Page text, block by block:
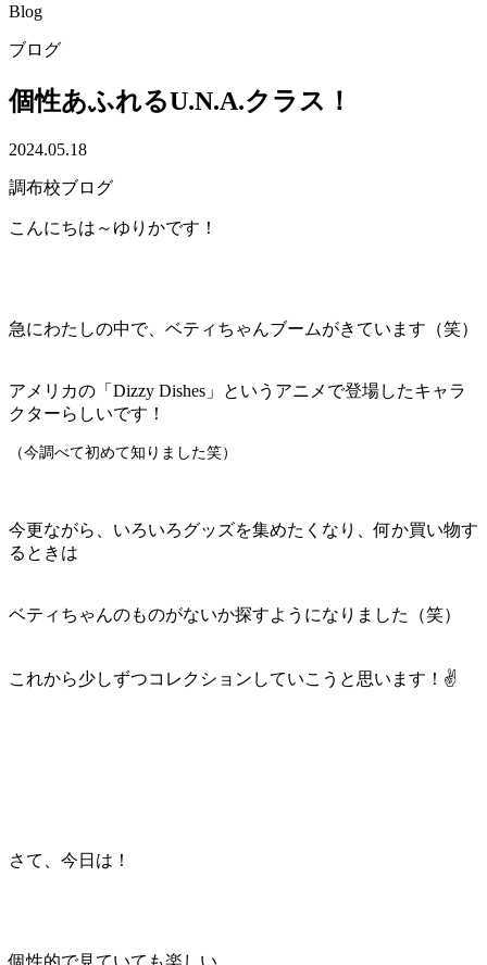
Blog
ブログ
個性あふれるU.N.A.クラス！
2024.05.18
調布校ブログ
こんにちは～ゆりかです！
急にわたしの中で、ベティちゃんブームがきています（笑）
アメリカの「Dizzy Dishes」というアニメで登場したキャラ
クターらしいです！
（今調べて初めて知りました笑）
今更ながら、いろいろグッズを集めたくなり、何か買い物す
るときは
ベティちゃんのものがないか探すようになりました（笑）
これから少しずつコレクションしていこうと思います！✌️
さて、今日は！
個性的で見ていても楽しい